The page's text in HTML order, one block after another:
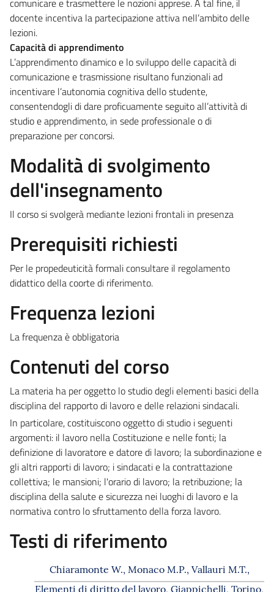
comunicare e trasmettere le nozioni apprese. A tal fine, il
docente incentiva la partecipazione attiva nell’ambito delle
lezioni.
Capacità di apprendimento
L’apprendimento dinamico e lo sviluppo delle capacità di
comunicazione e trasmissione risultano funzionali ad
incentivare l’autonomia cognitiva dello studente,
consentendogli di dare proficuamente seguito all’attività di
studio e apprendimento, in sede professionale o di
preparazione per concorsi.
Modalità di svolgimento
dell'insegnamento
Il corso si svolgerà mediante lezioni frontali in presenza
Prerequisiti richiesti
Per le propedeuticità formaliconsultare il regolamento
didattico della coorte di riferimento.
Frequenza lezioni
La frequenza è obbligatoria
Contenuti del corso
La materia ha per oggetto lo studio degli elementi basici della
disciplina del rapporto di lavoro e delle relazioni sindacali.
In particolare, costituiscono oggetto di studio i seguenti
argomenti: il lavoro nella Costituzione e nelle fonti; la
definizione di lavoratore e datore di lavoro; la subordinazione e
gli altri rapporti di lavoro; i sindacati e la contrattazione
collettiva; le mansioni; l'orario di lavoro; la retribuzione; la
disciplina della salute e sicurezza nei luoghi di lavoro e la
normativa contro lo sfruttamento della forza lavoro.
Testi di riferimento
Chiaramonte W., Monaco M.P., Vallauri M.T.,
Elementi di diritto del lavoro, Giappichelli, Torino,